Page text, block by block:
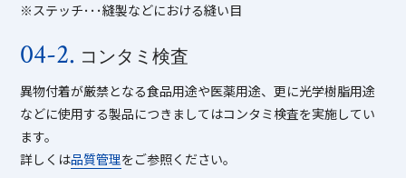
※ステッチ･･･縫製などにおける縫い目
04-2. コンタミ検査
異物付着が厳禁となる食品用途や医薬用途、更に光学樹脂用途
などに使用する製品につきましてはコンタミ検査を実施してい
ます。
詳しくは品質管理をご参照ください。